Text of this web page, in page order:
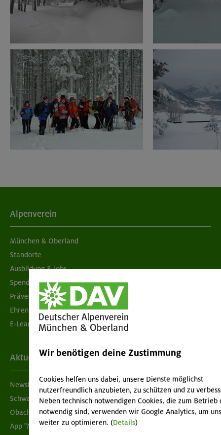
Alpenverein
München & Oberland
Standorte
Ausbildung & Jobs
Spenden
Prävention sexualisierter Gewalt
Ehrenamtsbörse
E-Learning
Aktuelles
Newsletter
Schwarzes Brett
Obacht geben!
App "Mein DAV+"
Wir benötigen deine Zustimmung
Cookies helfen uns dabei, unsere Dienste möglichst
nutzerfreundlich anzubieten, zu schützen und zu
Neben technisch notwendigen Cookies, die zum Betrieb
notwendig sind, verwenden wir Google Analytics, um
weiter zu optimieren. (Details)